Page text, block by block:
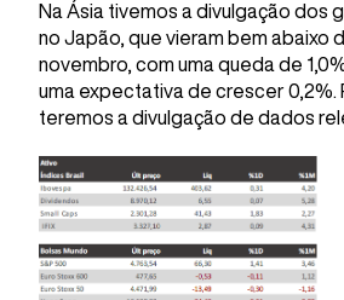
Na Ásia tivemos a divulgação dos
no Japão, que vieram bem abaixo
novembro, com uma queda de
uma expectativa de crescer 0,2%.
teremos a divulgação de dados